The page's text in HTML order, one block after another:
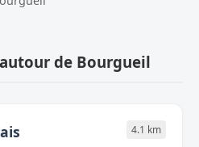
de Bourgueil
4.1 km